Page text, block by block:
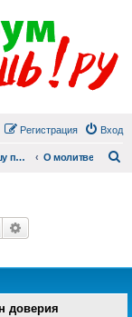
Вход
Регистрация
Прошу помолиться О молитве
Поиск
доверия